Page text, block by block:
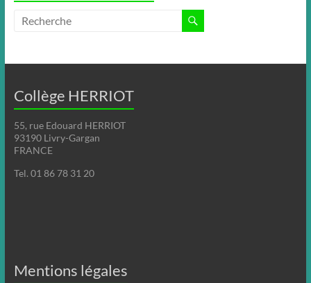
Collège HERRIOT
55, rue Edouard HERRIOT
93190 Livry-Gargan
FRANCE
Tel. 01 86 78 31 20
Mentions légales